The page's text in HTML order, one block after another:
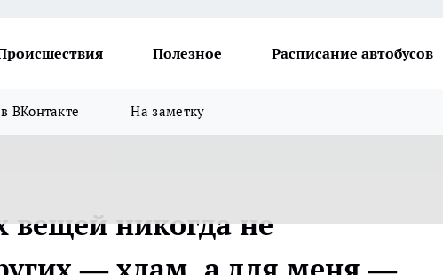
Полезное Расписание автобусов
ВКонтакте На заметку
вещей никогда не